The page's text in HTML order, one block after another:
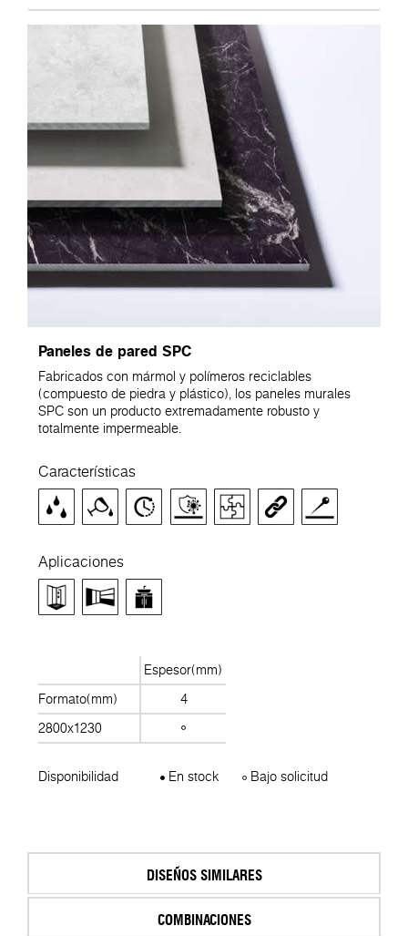
Paneles de pared SPC
Fabricados con mármol y polímeros reciclables
(compuesto de piedra y plástico), los paneles murales
SPC son un producto extremadamente robusto y
totalmente impermeable.
Características
Aplicaciones
Espesor(mm)
Formato(mm)
4
2800x1230
Disponibilidad En stock Bajo solicitud
DISEÑOS SIMILARES
COMBINACIONES